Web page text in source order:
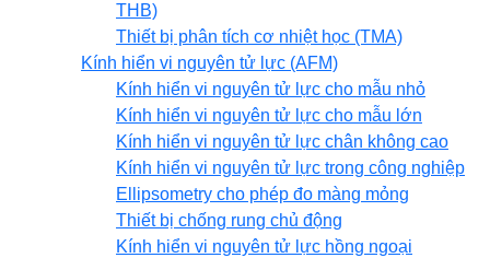
THB)
Thiết bị phân tích cơ nhiệt học (TMA)
Kính hiển vi nguyên tử lực (AFM)
Kính hiển vi nguyên tử lực cho mẫu nhỏ
Kính hiển vi nguyên tử lực cho mẫu lớn
Kính hiển vi nguyên tử lực chân không cao
Kính hiển vi nguyên tử lực trong công nghiệp
Ellipsometry cho phép đo màng mỏng
Thiết bị chống rung chủ động
Kính hiển vi nguyên tử lực hồng ngoại